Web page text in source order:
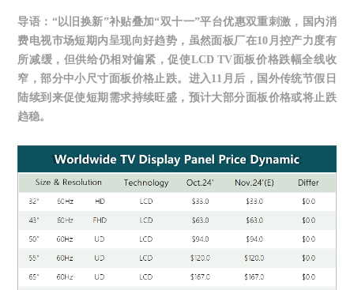
导语： “以旧换新”补贴叠加“双十一”平台优惠双重刺激，国内消
费电视市场短期内呈现向好趋势，虽然面板厂在10月控产力度有
所减缓，但供给仍相对偏紧，促使LCD TV面板价格跌幅全线收
窄，部分中小尺寸面板价格止跌。进入11月后，国外传统节假日
陆续到来促使短期需求持续旺盛，预计大部分面板价格或将止跌
趋稳。